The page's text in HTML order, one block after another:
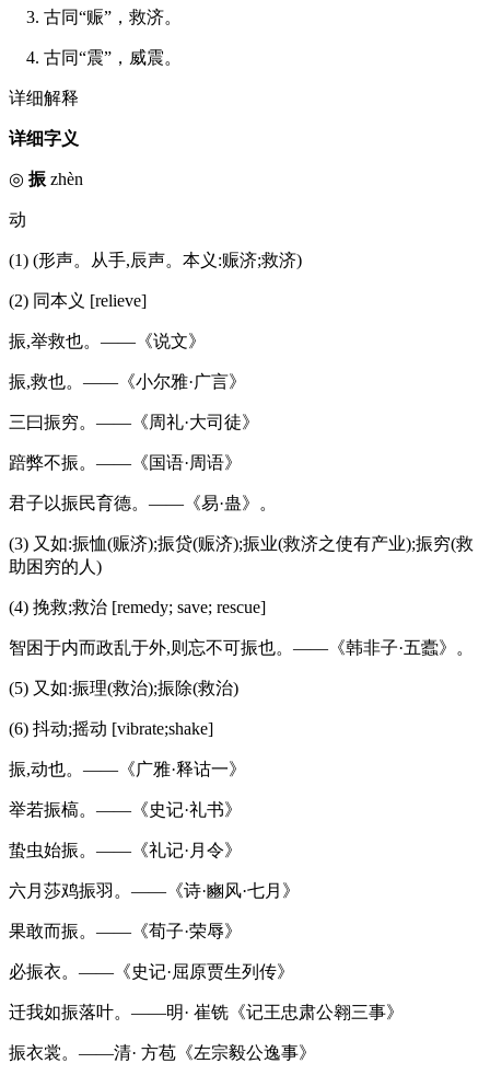
3. 古同“赈”，救济。
4. 古同“震”，威震。
详细解释
详细字义
◎ 振 zhèn
动
(1) (形声。从手,辰声。本义:赈济;救济)
(2) 同本义 [relieve]
振,举救也。——《说文》
振,救也。——《小尔雅·广言》
三曰振穷。——《周礼·大司徒》
踣弊不振。——《国语·周语》
君子以振民育德。——《易·蛊》。
(3) 又如:振恤(赈济);振贷(赈济);振业(救济之使有产业);振穷(救
助困穷的人)
(4) 挽救;救治 [remedy; save; rescue]
智困于内而政乱于外,则忘不可振也。——《韩非子·五蠹》。
(5) 又如:振理(救治);振除(救治)
(6) 抖动;摇动 [vibrate;shake]
振,动也。——《广雅·释诂一》
举若振槁。——《史记·礼书》
蛰虫始振。——《礼记·月令》
六月莎鸡振羽。——《诗·豳风·七月》
果敢而振。——《荀子·荣辱》
必振衣。——《史记·屈原贾生列传》
迁我如振落叶。——明· 崔铣《记王忠肃公翱三事》
振衣裳。——清· 方苞《左宗毅公逸事》